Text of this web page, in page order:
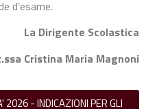
d’esame.
La Dirigente Scolastica
Cristina Maria Magnoni
- INDICAZIONI PER GLI